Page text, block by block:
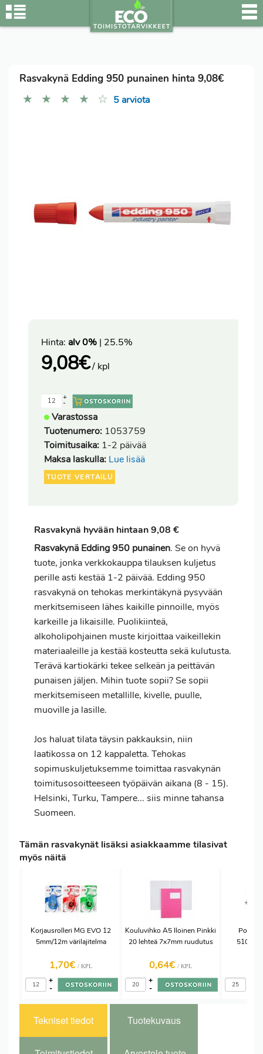
Rasvakynä Edding 950 punainen hinta 9,08€
★ ★ ★ ★ ☆ 5 arviota
Hinta: alv 0% | 25.5%
9,08€/ kpl
-
+
Varastossa
Tuotenumero: 1053759
Toimitusaika: 1-2 päivää
Maksa laskulla: Lue lisää
TUOTE VERTAILU
Rasvakynä hyvään hintaan 9,08 €
Rasvakynä Edding 950 punainen. Se on hyvä
tuote, jonka verkkokauppa tilauksen kuljetus
perille asti kestää 1-2 päivää. Edding 950
rasvakynä on tehokas merkintäkynä pysyvään
merkitsemiseen lähes kaikille pinnoille, myös
karkeille ja likaisille. Puolikiinteä,
alkoholipohjainen muste kirjoittaa vaikeillekin
materiaaleille ja kestää kosteutta sekä kulutusta.
Terävä kartiokärki tekee selkeän ja peittävän
punaisen jäljen. Mihin tuote sopii? Se sopii
merkitsemiseen metallille, kivelle, puulle,
muoville ja lasille.
Jos haluattilatatäysin pakkauksin, niin
laatikossa on 12 kappaletta. Tehokas
sopimuskuljetuksemme toimittaa rasvakynän
toimitusosoitteeseen työpäivän aikana (8 - 15).
Helsinki, Turku, Tampere... siis minne tahansa
Suomeen.
Tämän rasvakynät lisäksi asiakkaamme tilasivat
myös näitä
Korjausrolleri MG EVO 12
5mm/12m värilajitelma
1,70€ / KPL
-
+
Kouluvihko A5 Iloinen Pinkki
20 lehteä 7x7mm ruudutus
0,64€ / KPL
-
+
Tekniset tiedot Tuotekuvaus